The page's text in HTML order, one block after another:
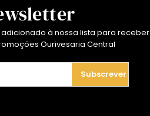
à nossa lista para receber
Ourivesaria Central
Subscrever